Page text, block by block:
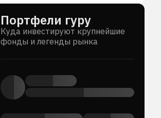
Портфели гуру
Куда инвестируют крупнейшие
фонды и легенды рынка